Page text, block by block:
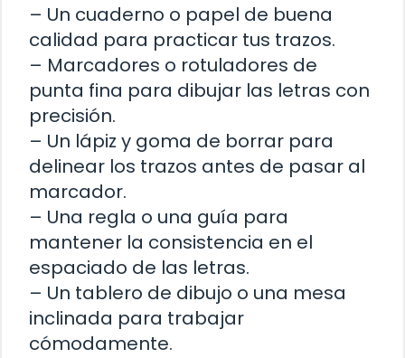
– Un cuaderno o papel de buena
calidad para practicar tus trazos.
– Marcadores o rotuladores de
punta fina para dibujar las letras con
precisión.
– Un lápiz y goma de borrar para
delinear los trazos antes de pasar al
marcador.
– Una regla o una guía para
mantener la consistencia en el
espaciado de las letras.
– Un tablero de dibujo o una mesa
inclinada para trabajar
cómodamente.